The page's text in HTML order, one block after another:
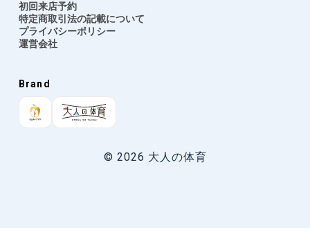
初回来店予約
特定商取引法の記載について
プライバシーポリシー
運営会社
Brand
© 2026 大人の体育